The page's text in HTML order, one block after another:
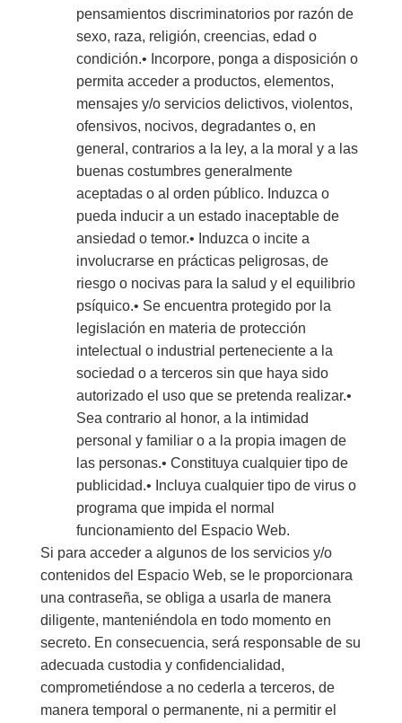
pensamientos discriminatorios por razón de
sexo, raza, religión, creencias, edad o
condición.• Incorpore, ponga a disposición o
permita acceder a productos, elementos,
mensajes y/o servicios delictivos, violentos,
ofensivos, nocivos, degradantes o, en
general, contrarios a la ley, a la moral y a las
buenas costumbres generalmente
aceptadas o al orden público. Induzca o
pueda inducir a un estado inaceptable de
ansiedad o temor.• Induzca o incite a
involucrarse en prácticas peligrosas, de
riesgo o nocivas para la salud y el equilibrio
psíquico.• Se encuentra protegido por la
legislación en materia de protección
intelectual o industrial perteneciente a la
sociedad o a terceros sin que haya sido
autorizado el uso que se pretenda realizar.•
Sea contrario al honor, a la intimidad
personal y familiar o a la propia imagen de
las personas.• Constituya cualquier tipo de
publicidad.• Incluya cualquier tipo de virus o
programa que impida el normal
funcionamiento del Espacio Web.
Si para acceder a algunos de los servicios y/o
contenidos del Espacio Web, se le proporcionara
una contraseña, se obliga a usarla de manera
diligente, manteniéndola en todo momento en
secreto. En consecuencia, será responsable de su
adecuada custodia y confidencialidad,
comprometiéndose a no cederla a terceros, de
manera temporal o permanente, ni a permitir el